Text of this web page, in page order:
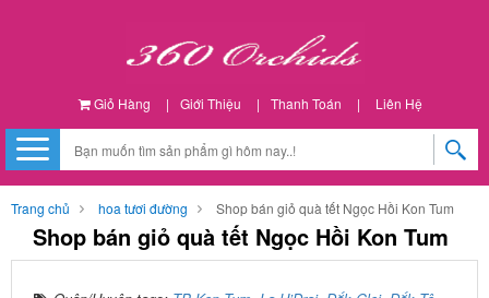
Giỏ Hàng | Giới Thiệu | Thanh Toán | Liên Hệ
Trang chủ hoa tươi đường Shop bán giỏ quà tết Ngọc Hồi Kon Tum
Shop bán giỏ quà tết Ngọc Hồi Kon Tum